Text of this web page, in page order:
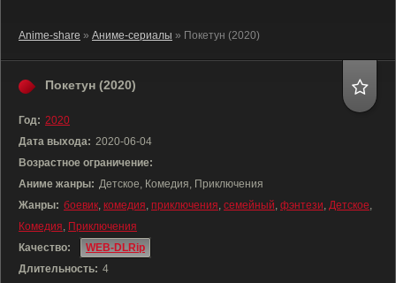
Anime-share » Аниме-сериалы » Покетун (2020)
Покетун (2020)
Год: 2020
Дата выхода: 2020-06-04
Возрастное ограничение:
Аниме жанры: Детское, Комедия, Приключения
Жанры: боевик, комедия, приключения, семейный, фэнтези, Детское,
Комедия, Приключения
Качество:
WEB-DLRip
Длительность: 4